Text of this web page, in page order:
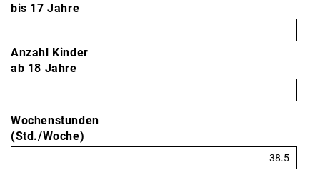
bis 17 Jahre
Anzahl Kinder
ab 18 Jahre
Wochenstunden
(Std./Woche)